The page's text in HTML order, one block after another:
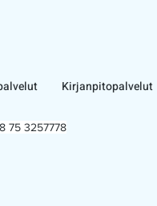
Kirjanpitopalvelut
75 3257778